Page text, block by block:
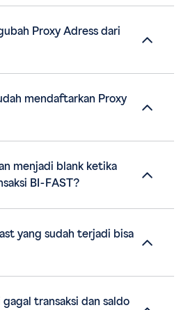
Proxy Adress dari
mendaftarkan Proxy
menjadi blank ketika
BI-FAST?
yang sudah terjadi bisa
transaksi dan saldo